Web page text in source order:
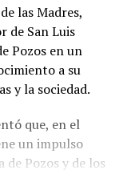
las Madres,
de San Luis
Pozos en un
a su
y la sociedad.
que, en el
un impulso
Pozos y de los